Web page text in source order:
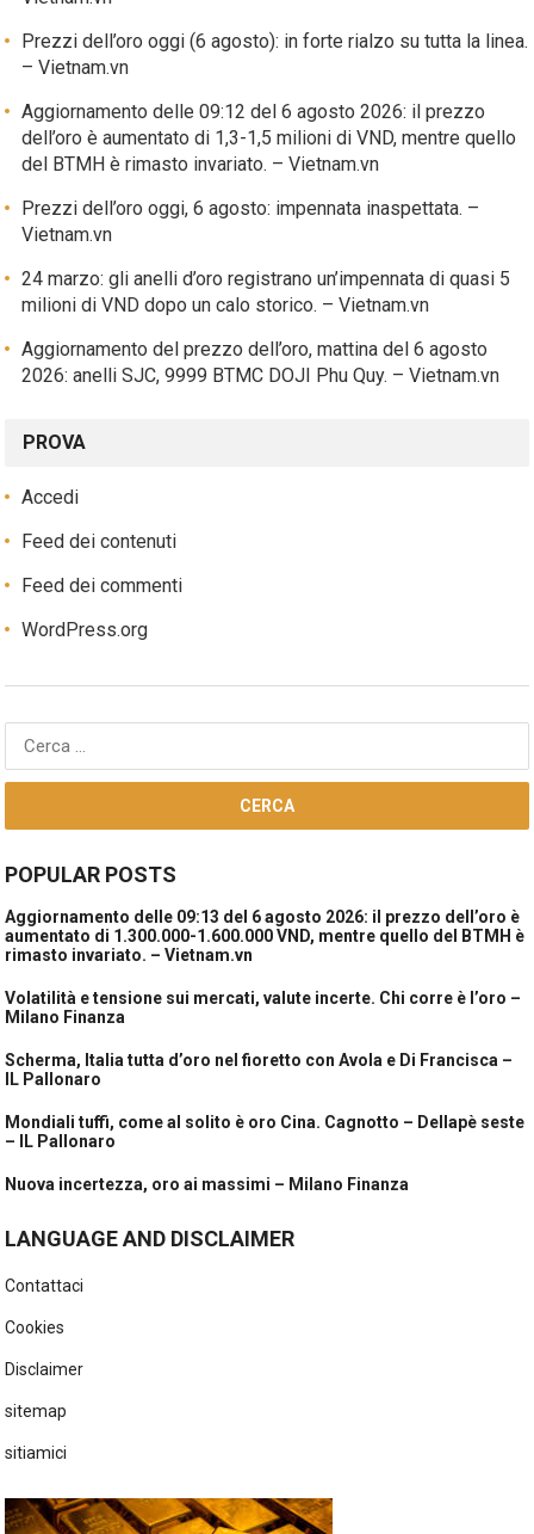
Prezzi dell’oro oggi (6 agosto): in forte rialzo su tutta la linea.
– Vietnam.vn
Aggiornamento delle 09:12 del 6 agosto 2026: il prezzo
dell’oro è aumentato di 1,3-1,5 milioni di VND, mentre quello
del BTMH è rimasto invariato. – Vietnam.vn
Prezzi dell’oro oggi, 6 agosto: impennata inaspettata. –
Vietnam.vn
24 marzo: gli anelli d’oro registrano un’impennata di quasi 5
milioni di VND dopo un calo storico. – Vietnam.vn
Aggiornamento del prezzo dell’oro, mattina del 6 agosto
2026: anelli SJC, 9999 BTMC DOJI Phu Quy. – Vietnam.vn
PROVA
Accedi
Feed dei contenuti
Feed dei commenti
WordPress.org
Ricerca
per:
POPULAR POSTS
Aggiornamento delle 09:13 del 6 agosto 2026: il prezzo dell’oro è
aumentato di 1.300.000-1.600.000 VND, mentre quello del BTMH è
rimasto invariato. – Vietnam.vn
Volatilità e tensione sui mercati, valute incerte. Chi corre è l’oro –
Milano Finanza
Scherma, Italia tutta d’oro nel fioretto con Avola e Di Francisca –
IL Pallonaro
Mondiali tuffi, come al solito è oro Cina. Cagnotto – Dellapè seste
– IL Pallonaro
Nuova incertezza, oro ai massimi – Milano Finanza
LANGUAGE AND DISCLAIMER
Contattaci
Cookies
Disclaimer
sitemap
sitiamici